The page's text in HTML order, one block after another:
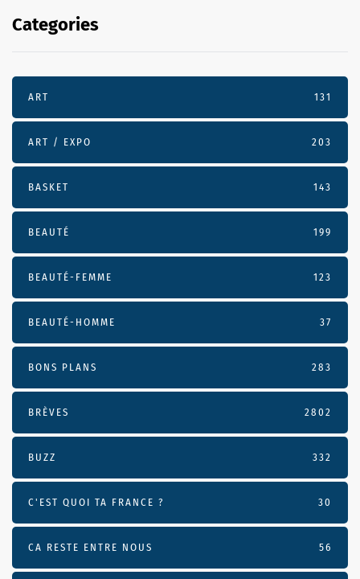
Categories
ART 131
ART / EXPO 203
BASKET 143
BEAUTÉ 199
BEAUTÉ-FEMME 123
BEAUTÉ-HOMME 37
BONS PLANS 283
BRÈVES 2802
BUZZ 332
C'EST QUOI TA FRANCE ? 30
CA RESTE ENTRE NOUS 56